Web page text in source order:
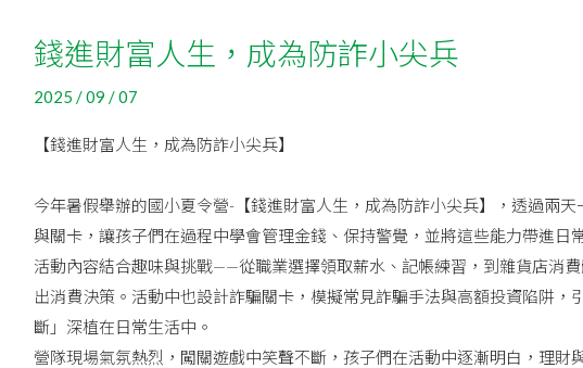
錢進財富人生，成為防詐小尖兵
2025 / 09 / 07
【錢進財富人生，成為防詐小尖兵】
今年暑假舉辦的國小夏令營-【錢進財富人生，成為防詐小尖兵】，透過兩
與關卡，讓孩子們在過程中學會管理金錢、保持警覺，並將這些能力帶進日
活動內容結合趣味與挑戰——從職業選擇領取薪水、記帳練習，到雜貨店消
出消費決策。活動中也設計詐騙關卡，模擬常見詐騙手法與高額投資陷阱，
斷」深植在日常生活中。
營隊現場氣氛熱烈，闖關遊戲中笑聲不斷，孩子們在活動中逐漸明白，理